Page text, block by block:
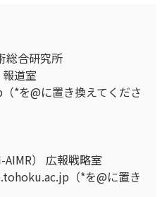
総合研究所
報道室
*を@に置き換えてくださ
AIMR） 広報戦略室
（*を@に置き